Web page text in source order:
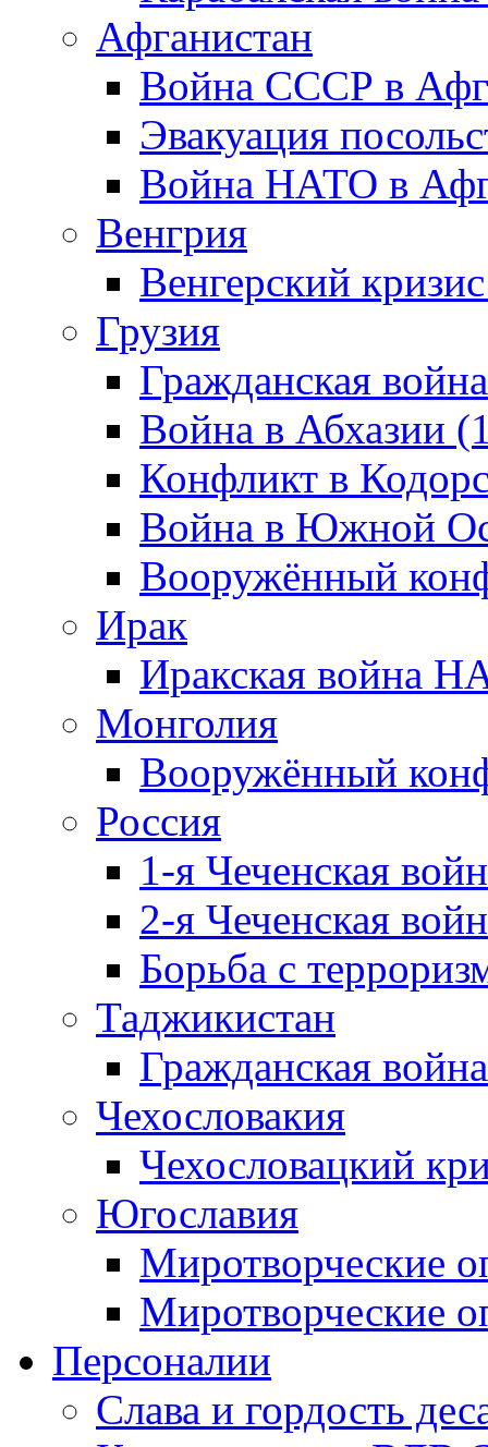
Афганистан
Война СССР в
Эвакуация
Война НАТО в
Венгрия
Венгерский
Грузия
Гражданская
Война в Абхазии
Конфликт в
Война в Южной
Вооружённый
Ирак
Иракская война
Монголия
Вооружённый
Россия
1-я Чеченская
2-я Чеченская
Борьба с
Таджикистан
Гражданская
Чехословакия
Чехословацкий
Югославия
Миротворческие
Миротворческие
Персоналии
Слава и гордость